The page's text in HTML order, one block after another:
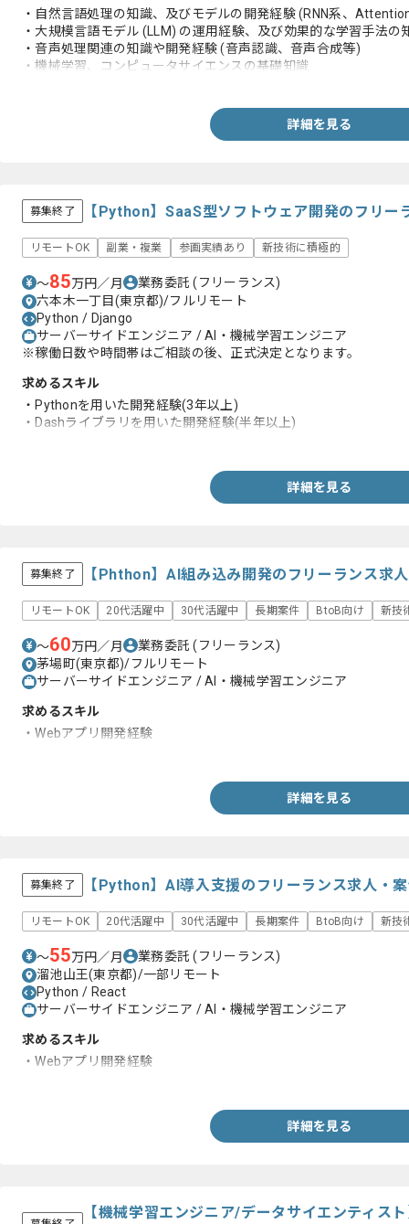
・自然言語処理の知識、及びモデルの開発経験 (RNN系、
・大規模言語モデル (LLM) の運用経験、及び効果的な学習手法の
・音声処理関連の知識や開発経験 (音声認識、音声合成等)
・機械学習、コンピュータサイエンスの基礎知識
・テックリードやCTOなどの経験
詳細を見る
募集終了 【Python】SaaS型ソフトウェア開発のフリー
リモートOK 副業・複業 参画実績あり 新技術に積極的
〜85万円／月 業務委託(フリーランス)
六本木一丁目(東京都)/フルリモート
Python / Django
サーバーサイドエンジニア / AI・機械学習エンジニア
※稼働日数や時間帯はご相談の後、正式決定となります。
求めるスキル
・Pythonを用いた開発経験(3年以上)
・Dashライブラリを用いた開発経験(半年以上)
詳細を見る
募集終了 【Phthon】AI組み込み開発のフリーランス求
リモートOK 20代活躍中 30代活躍中 長期案件 BtoB向け 新技
〜60万円／月 業務委託(フリーランス)
茅場町(東京都)/フルリモート
サーバーサイドエンジニア / AI・機械学習エンジニア
求めるスキル
・Webアプリ開発経験
詳細を見る
募集終了 【Python】AI導入支援のフリーランス求人・
リモートOK 20代活躍中 30代活躍中 長期案件 BtoB向け 新技
〜55万円／月 業務委託(フリーランス)
溜池山王(東京都)/一部リモート
Python / React
サーバーサイドエンジニア / AI・機械学習エンジニア
求めるスキル
・Webアプリ開発経験
詳細を見る
【機械学習エンジニア/データサイエンティス